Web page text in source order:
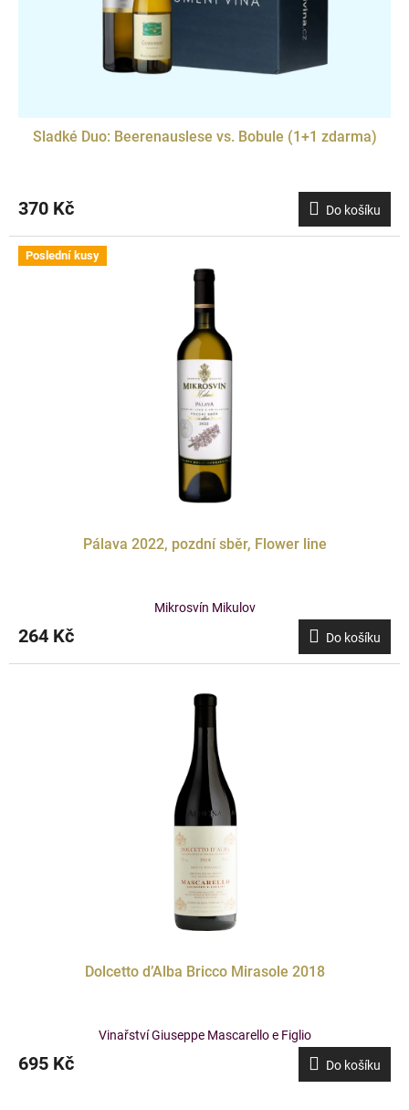
Sladké Duo: Beerenauslese vs. Bobule (1+1 zdarma)
370 Kč Do košíku
Poslední kusy
Pálava 2022, pozdní sběr, Flower line
Mikrosvín Mikulov
264 Kč Do košíku
Dolcetto d’Alba Bricco Mirasole 2018
Vinařství Giuseppe Mascarello e Figlio
695 Kč Do košíku